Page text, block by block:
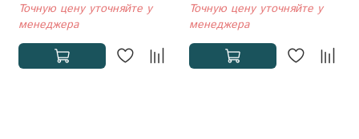
Точную цену уточняйте у
менеджера
Точную цену уточняйте у
менеджера